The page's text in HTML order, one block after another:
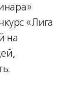
«Лига
на